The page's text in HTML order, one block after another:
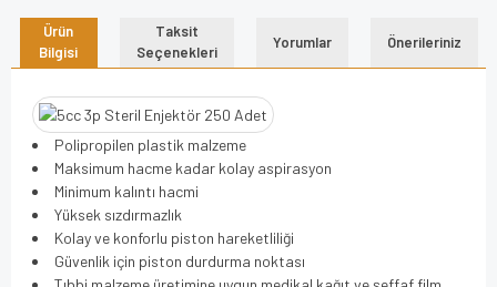
Ürün
Bilgisi
Taksit
Seçenekleri
Yorumlar Önerileriniz
Polipropilen plastik malzeme
Maksimum hacme kadar kolay aspirasyon
Minimum kalıntı hacmi
Yüksek sızdırmazlık
Kolay ve konforlu piston hareketliliği
Güvenlik için piston durdurma noktası